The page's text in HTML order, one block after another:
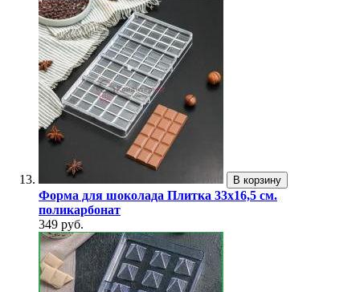
В корзину
Форма для шоколада Плитка 33х16,5 см.
поликарбонат
349 руб.